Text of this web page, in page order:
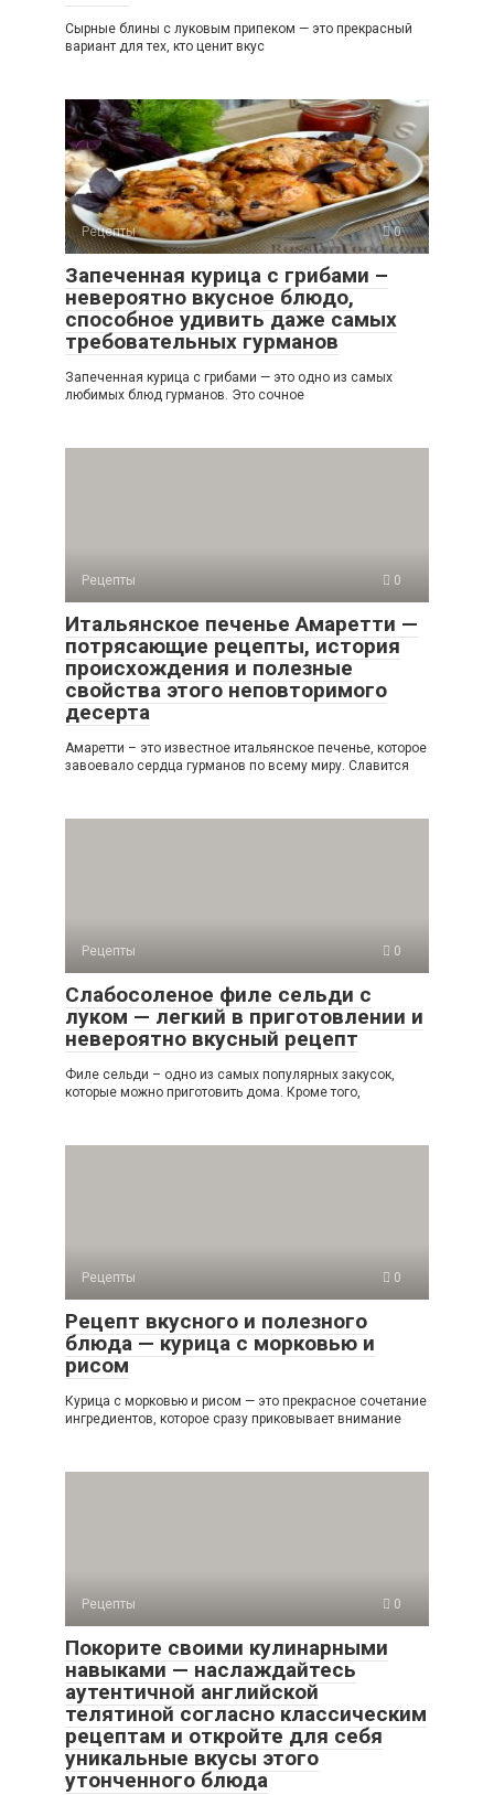
Сырные блины с луковым припеком — это прекрасный
вариант для тех, кто ценит вкус
Рецепты 0
Запеченная курица с грибами –
невероятно вкусное блюдо,
способное удивить даже самых
требовательных гурманов
Запеченная курица с грибами — это одно из самых
любимых блюд гурманов. Это сочное
Рецепты 0
Итальянское печенье Амаретти —
потрясающие рецепты, история
происхождения и полезные
свойства этого неповторимого
десерта
Амаретти – это известное итальянское печенье, которое
завоевало сердца гурманов по всему миру. Славится
Рецепты 0
Слабосоленое филе сельди с
луком — легкий в приготовлении и
невероятно вкусный рецепт
Филе сельди – одно из самых популярных закусок,
которые можно приготовить дома. Кроме того,
Рецепты 0
Рецепт вкусного и полезного
блюда — курица с морковью и
рисом
Курица с морковью и рисом — это прекрасное сочетание
ингредиентов, которое сразу приковывает внимание
Рецепты 0
Покорите своими кулинарными
навыками — наслаждайтесь
аутентичной английской
телятиной согласно классическим
рецептам и откройте для себя
уникальные вкусы этого
утонченного блюда